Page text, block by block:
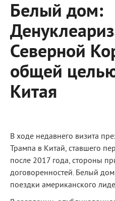
Белый дом:
Северной
общей
Китая
В ходе недавнего визита
Трампа в Китай, ставшего
после 2017 года, стороны
договоренностей. Белый
поездки американского